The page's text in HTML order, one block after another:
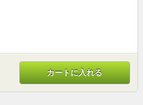
カートに入れる